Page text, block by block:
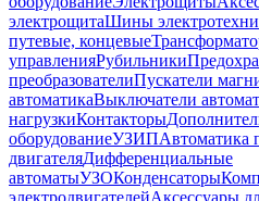
электрощитаШины
путевые, концевые
управленияРубильники
преобразователиПускатели
автоматикаВыключатели
нагрузкиКонтакторы
оборудованиеУЗИПАвтоматика
двигателяДифференциальные
автоматыУЗОКонденсаторы
электродвигателейАксессуары